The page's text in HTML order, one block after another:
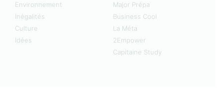
Environnement
Inégalités
Culture
Idées
Major Prépa
Business Cool
La Méta
2Empower
Capitaine Study